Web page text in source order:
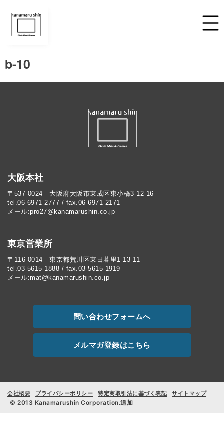
b-10
大阪本社
〒537-0024 大阪府大阪市東成区東小橋3-12-16
tel.06-6971-2777 / fax.06-6971-2171
メール:pro27@kanamarushin.co.jp​
東京営業所
〒116-0014 東京都荒川区東日暮里1-13-11
tel.03-5615-1888 / fax.03-5615-1919
メール:mat@kanamarushin.co.jp
問い合わせフォームへ
メルマガ登録はこちら
会社概要 プライバシーポリシー 特定商取引法に基づく表記 サイトマップ
© 2013 Kanamarushin Corporation.追加